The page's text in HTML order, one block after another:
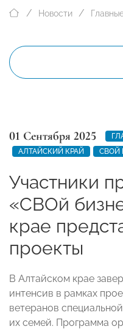
Новости
01 Сентября 2025
АЛТАЙСКИЙ КРАЙ
СВОЙ
Участники
«СВОй
крае
проекты
В Алтайском крае
интенсив в рамках
ветеранов
их семей. Программа